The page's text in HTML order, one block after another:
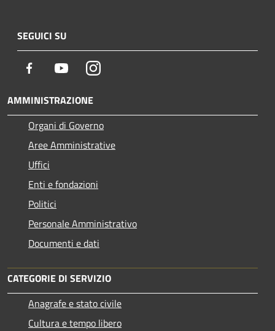
SEGUICI SU
Facebook YoutubeInstagram
AMMINISTRAZIONE
Organi di Governo
Aree Amministrative
Uffici
Enti e fondazioni
Politici
Personale Amministrativo
Documenti e dati
CATEGORIE DI SERVIZIO
Anagrafe e stato civile
Cultura e tempo libero